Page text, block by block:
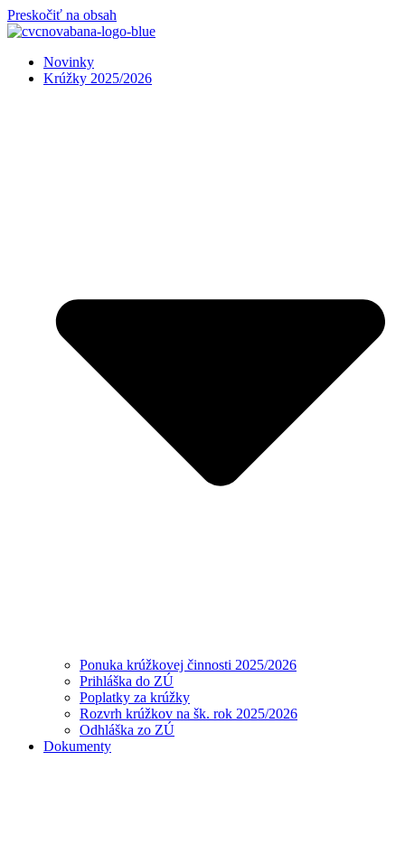
Preskočiť na obsah
Novinky
Krúžky 2025/2026
Ponuka krúžkovej činnosti 2025/2026
Prihláška do ZÚ
Poplatky za krúžky
Rozvrh krúžkov na šk. rok 2025/2026
Odhláška zo ZÚ
Dokumenty